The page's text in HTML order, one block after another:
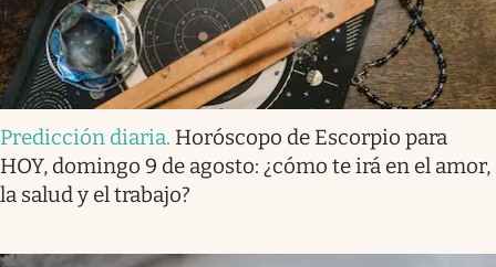
Predicción diaria. Horóscopo de Escorpio para
HOY, domingo 9 de agosto: ¿cómo te irá en el amor,
la salud y el trabajo?